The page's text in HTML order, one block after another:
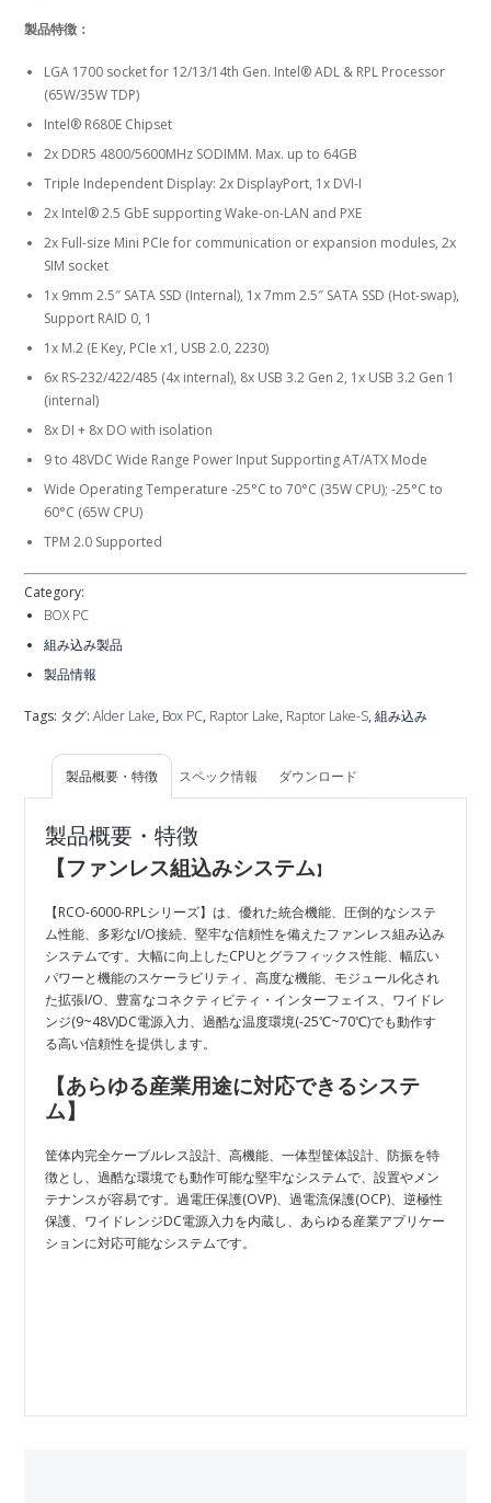
製品特徴：
LGA 1700 socket for 12/13/14th Gen. Intel® ADL & RPL Processor
(65W/35W TDP)
Intel® R680E Chipset
2x DDR5 4800/5600MHz SODIMM. Max. up to 64GB
Triple Independent Display: 2x DisplayPort, 1x DVI-I
2x Intel® 2.5 GbE supporting Wake-on-LAN and PXE
2x Full-size Mini PCIe for communication or expansion modules, 2x
SIM socket
1x 9mm 2.5″ SATA SSD (Internal), 1x 7mm 2.5″ SATA SSD (Hot-swap),
Support RAID 0, 1
1x M.2 (E Key, PCIe x1, USB 2.0, 2230)
6x RS-232/422/485 (4x internal), 8x USB 3.2 Gen 2, 1x USB 3.2 Gen 1
(internal)
8x DI + 8x DO with isolation
9 to 48VDC Wide Range Power Input Supporting AT/ATX Mode
Wide Operating Temperature -25°C to 70°C (35W CPU); -25°C to
60°C (65W CPU)
TPM 2.0 Supported
Category:
BOX PC
組み込み製品
製品情報
Tags: タグ:Alder Lake, Box PC, Raptor Lake, Raptor Lake-S,組み込み
製品概要・特徴 スペック情報 ダウンロード
製品概要・特徴
【ファンレス組込みシステム】
【RCO-6000-RPLシリーズ】は、優れた統合機能、圧倒的なシステ
ム性能、多彩なI/O接続、堅牢な信頼性を備えたファンレス組み込み
システムです。大幅に向上したCPUとグラフィックス性能、幅広い
パワーと機能のスケーラビリティ、高度な機能、モジュール化され
た拡張I/O、豊富なコネクティビティ・インターフェイス、ワイドレ
ンジ(9~48V)DC電源入力、過酷な温度環境(-25℃~70℃)でも動作す
る高い信頼性を提供します。
【あらゆる産業用途に対応できるシステ
ム】
筐体内完全ケーブルレス設計、高機能、一体型筐体設計、防振を特
徴とし、過酷な環境でも動作可能な堅牢なシステムで、設置やメン
テナンスが容易です。過電圧保護(OVP)、過電流保護(OCP)、逆極性
保護、ワイドレンジDC電源入力を内蔵し、あらゆる産業アプリケー
ションに対応可能なシステムです。